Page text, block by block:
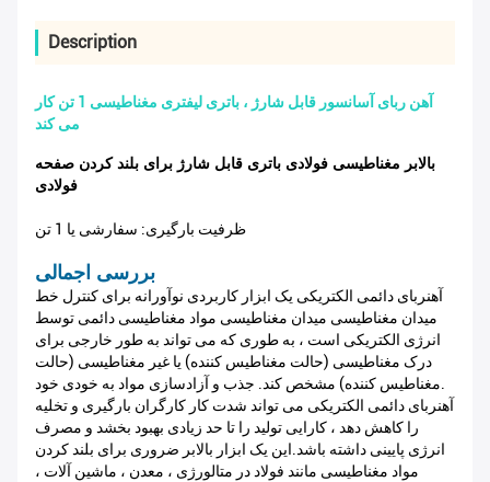
Description
آهن ربای آسانسور قابل شارژ ، باتری لیفتری مغناطیسی 1 تن کار
می کند
بالابر مغناطیسی فولادی باتری قابل شارژ برای بلند کردن صفحه
فولادی
ظرفیت بارگیری: سفارشی یا 1 تن
بررسی اجمالی
آهنربای دائمی الکتریکی یک ابزار کاربردی نوآورانه برای کنترل خط
میدان مغناطیسی میدان مغناطیسی مواد مغناطیسی دائمی توسط
انرژی الکتریکی است ، به طوری که می تواند به طور خارجی برای
درک مغناطیسی (حالت مغناطیس کننده) یا غیر مغناطیسی (حالت
مغناطیس کننده) مشخص کند. جذب و آزادسازی مواد به خودی خود.
آهنربای دائمی الکتریکی می تواند شدت کار کارگران بارگیری و تخلیه
را کاهش دهد ، کارایی تولید را تا حد زیادی بهبود بخشد و مصرف
انرژی پایینی داشته باشد.این یک ابزار بالابر ضروری برای بلند کردن
مواد مغناطیسی مانند فولاد در متالورژی ، معدن ، ماشین آلات ،